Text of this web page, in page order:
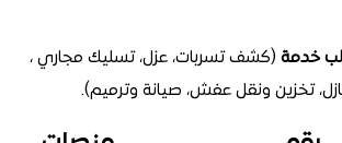
(كشف تسربات، عزل، تسليك مجاري ،
ونقل عفش، صيانة وترميم).